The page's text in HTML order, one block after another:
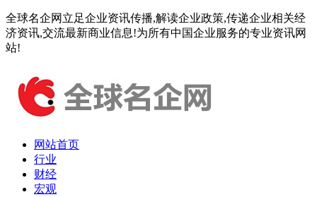
全球名企网立足企业资讯传播,解读企业政策,传递企业相关经
济资讯,交流最新商业信息!为所有中国企业服务的专业资讯网
站!
网站首页
行业
财经
宏观